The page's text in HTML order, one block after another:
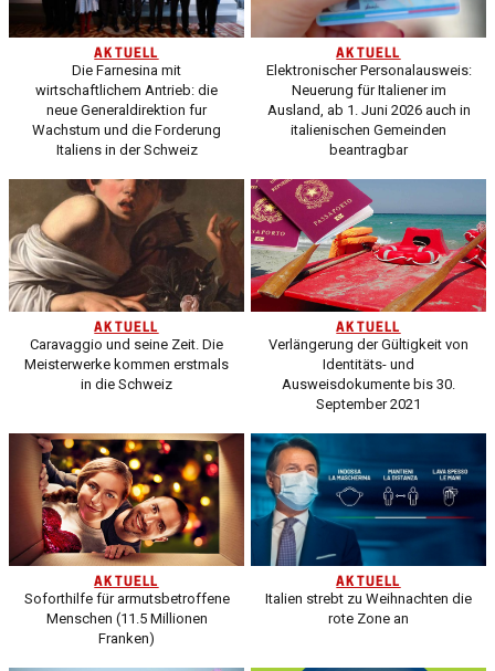
AKTUELL
Die Farnesina mit
wirtschaftlichem Antrieb: die
neue Generaldirektion fur
Wachstum und die Forderung
Italiens in der Schweiz
AKTUELL
Elektronischer Personalausweis:
Neuerung für Italiener im
Ausland, ab 1. Juni 2026 auch in
italienischen Gemeinden
beantragbar
AKTUELL
Caravaggio und seine Zeit. Die
Meisterwerke kommen erstmals
in die Schweiz
AKTUELL
Verlängerung der Gültigkeit von
Identitäts- und
Ausweisdokumente bis 30.
September 2021
AKTUELL
Soforthilfe für armutsbetroffene
Menschen (11.5 Millionen
Franken)
AKTUELL
Italien strebt zu Weihnachten die
rote Zone an